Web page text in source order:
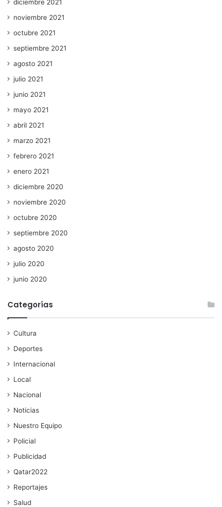
diciembre 2021
noviembre 2021
octubre 2021
septiembre 2021
agosto 2021
julio 2021
junio 2021
mayo 2021
abril 2021
marzo 2021
febrero 2021
enero 2021
diciembre 2020
noviembre 2020
octubre 2020
septiembre 2020
agosto 2020
julio 2020
junio 2020
Categorías
Cultura
Deportes
Internacional
Local
Nacional
Noticias
Nuestro Equipo
Policial
Publicidad
Qatar2022
Reportajes
Salud